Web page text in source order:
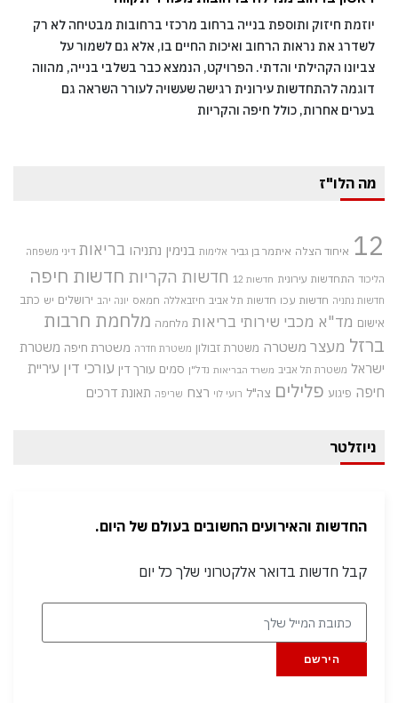
יוזמת חיזוק ותוספת בנייה ברחוב מרכזי ברחובות מבטיחה לא רק
לשדרג את נראות הרחוב ואיכות החיים בו, אלא גם לשמור על
צביונו הקהילתי והדתי. הפרויקט, הנמצא כבר בשלבי בנייה, מהווה
דוגמה להתחדשות עירונית רגישה שעשויה לעורר השראה גם
בערים אחרות, כולל חיפה והקריות
מה הלו"ז
12 איחוד הצלה איתמר בן גביר אלימות בנימין נתניהו בריאות דיני משפחה
הליכוד התחדשות עירונית חדשות 12 חדשות הקריות חדשות חיפה
חדשות נתניה חדשות עכו חדשות תל אביב חיזבאללה חמאס יונה יהב ירושלים יש כתב
אישום מד"א מכבי שירותי בריאות מלחמה מלחמת חרבות
ברזל מעצר משטרה משטרת זבולון משטרת חדרה משטרת חיפה משטרת
ישראל משטרת תל אביב משרד הבריאות נדל"ן סמים עורך דין עורכי דין עיריית
חיפה פיגוע פלילים צה"ל רועי לוי רצח שריפה תאונת דרכים
ניוזלטר
החדשות והאירועים החשובים בעולם של היום.
קבל חדשות בדואר אלקטרוני שלך כל יום
הירשם